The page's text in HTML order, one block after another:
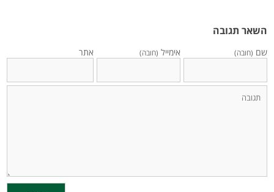
השאר תגובה
שם (חובה) אימייל (חובה) אתר